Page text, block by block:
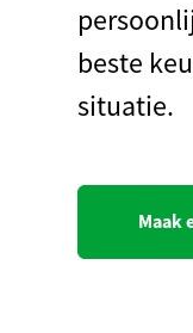
beste
situatie.
Maak